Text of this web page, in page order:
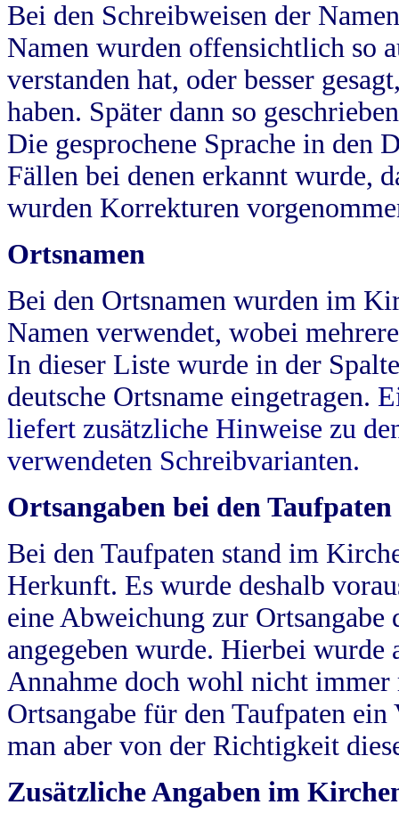
Bei den Schreibweisen der
Namen wurden offensichtlich so
verstanden hat, oder besser
haben. Später dann so
Die gesprochene Sprache in
Fällen bei denen erkannt wurde,
wurden Korrekturen
Ortsnamen
Bei den Ortsnamen wurden im
Namen verwendet, wobei
In dieser Liste wurde in der
deutsche Ortsname eingetragen.
liefert zusätzliche Hinweise zu
verwendeten Schreibvarianten.
Ortsangaben bei den Taufpaten
Bei den Taufpaten stand im
Herkunft. Es wurde deshalb
eine Abweichung zur
angegeben wurde. Hierbei wurde
Annahme doch wohl nicht
Ortsangabe für den Taufpaten
man aber von der Richtigkeit
Zusätzliche Angaben im